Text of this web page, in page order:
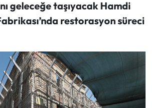
geleceğe taşıyacak Hamdi
restorasyon süreci